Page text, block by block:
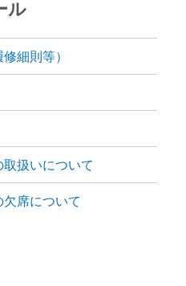
ル
細則等）
扱いについて
席について